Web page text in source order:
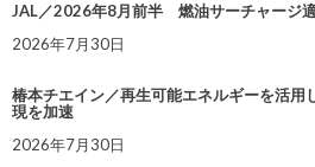
JAL／2026年8月前半 燃油サーチャージ
2026年7月30日
椿本チエイン／再生可能エネルギーを活用
現を加速
2026年7月30日